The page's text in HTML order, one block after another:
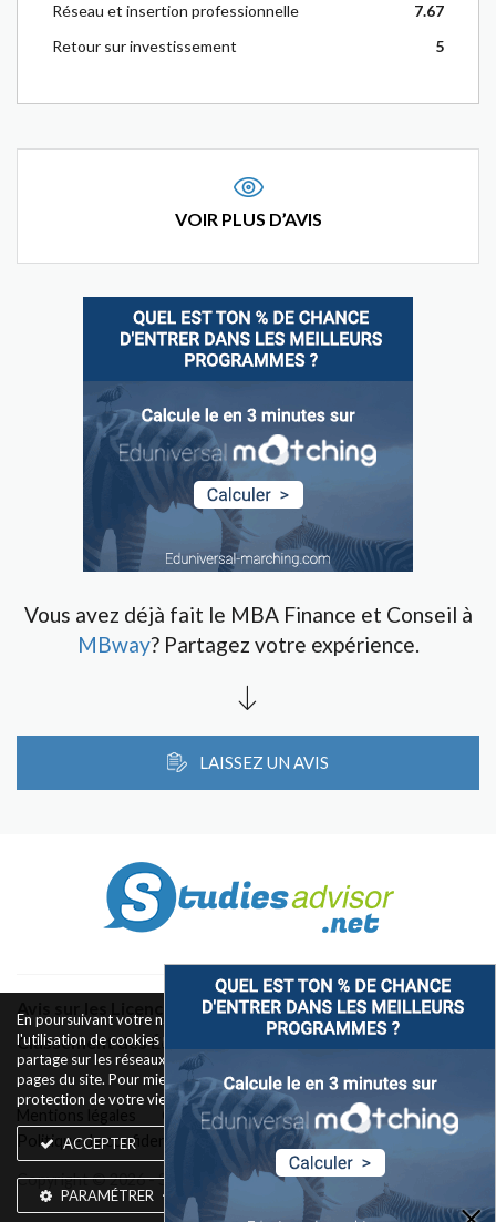
Réseau et insertion professionnelle
7.67
Retour sur investissement
5
VOIR PLUS D’AVIS
Vous avez déjà fait le MBA Finance et Conseil à
MBway? Partagez votre expérience.
LAISSEZ UN AVIS
Avis sur les Licences & Bachelors
Classement des Écoles
Conditions d’utilisation
Politique de confidentialité
Widget Contact
Copyright © 2026 - Silkwires. Tous droits réservés
En poursuivant votre navigation sur ce site, vous acceptez
l'utilisation de cookies pour le fonctionnement des boutons de
partage sur les réseaux sociaux et la mesure d'audience des
pages du site. Pour mieux comprendre notre politique de
protection de votre vie privée, rendez-vous ici
ACCEPTER
PARAMÉTRER